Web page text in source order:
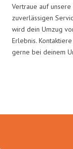
Vertraue auf
zuverlässigen
wird dein Umzug
Erlebnis.
gerne bei deinem